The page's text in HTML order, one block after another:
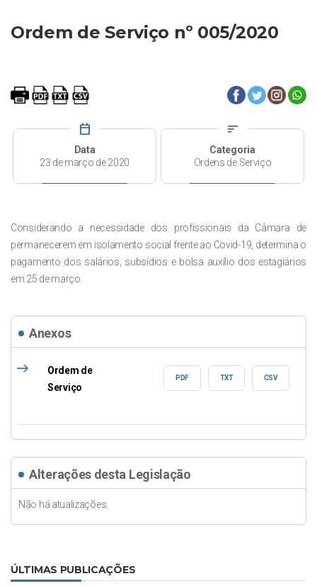
Ordem de Serviço nº 005/2020
calendar_today
Data
23 de março de 2020
sort
Categoria
Ordens de Serviço
Considerando a necessidade dos profissionais da Câmara de
permanecerem em isolamento social frente ao Covid-19, determina o
pagamento dos salários, subsídios e bolsa auxílio dos estagiários
em 25 de março.
Anexos
east
Ordem de
Serviço
PDF TXT CSV
Alterações desta Legislação
Não há atualizações.
ÚLTIMAS PUBLICAÇÕES